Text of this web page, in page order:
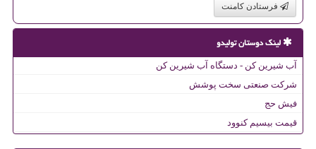
فرستادن کامنت
لینک دوستان تولیدو
آب شیرین کن - دستگاه آب شیرین کن
شرکت صنعتی سخت پوشش
فیش حج
قیمت بیسیم کنوود